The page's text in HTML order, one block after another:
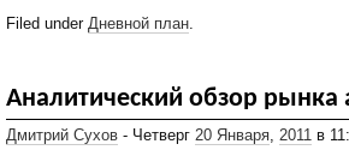
Filed under Дневной план.
Аналитический обзор рынка
Дмитрий Сухов - Четверг 20 Января 2011 в